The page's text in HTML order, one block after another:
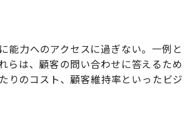
能力へのアクセスに過ぎない。一例と
らは、顧客の問い合わせに答えるため
りのコスト、顧客維持率といったビジ